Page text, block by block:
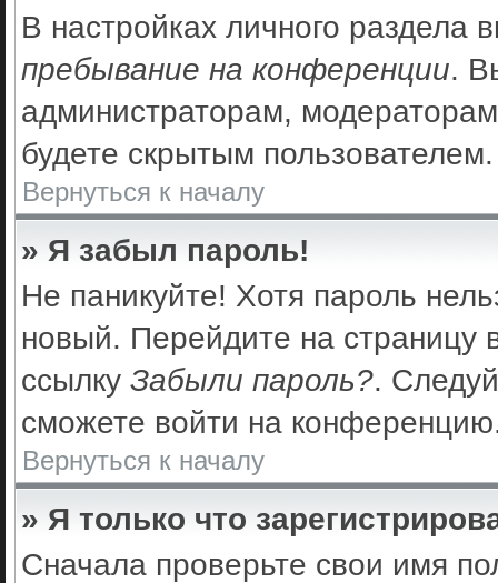
В настройках личного раздела
пребывание на конференции.
администраторам,
будете скрытым пользователем.
Вернуться к началу
» Я забыл пароль!
Не паникуйте! Хотя пароль
новый. Перейдите на
ссылку Забыли пароль?.
сможете войти на
Вернуться к началу
» Я только что
Сначала проверьте свои имя